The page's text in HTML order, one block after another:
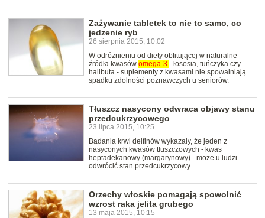
Zażywanie tabletek to nie to samo, co
jedzenie ryb
26 sierpnia 2015, 10:02
W odróżnieniu od diety obfitującej w naturalne
źródła kwasów omega-3 - łososia, tuńczyka czy
halibuta - suplementy z kwasami nie spowalniają
spadku zdolności poznawczych u seniorów.
Tłuszcz nasycony odwraca objawy stanu
przedcukrzycowego
23 lipca 2015, 10:25
Badania krwi delfinów wykazały, że jeden z
nasyconych kwasów tłuszczowych - kwas
heptadekanowy (margarynowy) - może u ludzi
odwrócić stan przedcukrzycowy.
Orzechy włoskie pomagają spowolnić
wzrost raka jelita grubego
13 maja 2015, 10:15